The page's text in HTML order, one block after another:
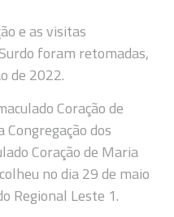
e as visitas
foram retomadas,
de 2022.
Coração de
dos
Coração de Maria
no dia 29 de maio
Regional Leste 1.